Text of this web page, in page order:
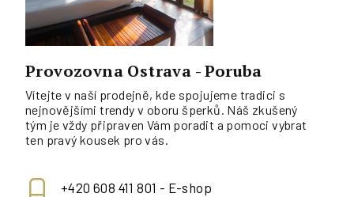
Provozovna Ostrava - Poruba
Vítejte v naší prodejně, kde spojujeme tradici s
nejnovějšími trendy v oboru šperků. Náš zkušený
tým je vždy připraven Vám poradit a pomoci vybrat
ten pravý kousek pro vás.
+420 608 411 801 - E-shop